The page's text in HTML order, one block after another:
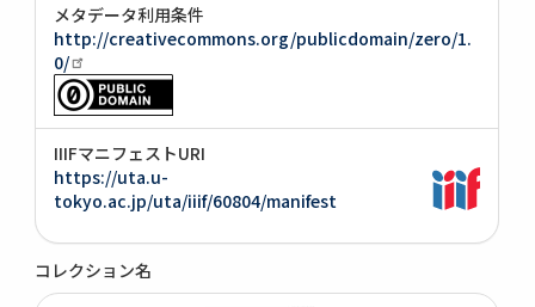
メタデータ利用条件
http://creativecommons.org/publicdomain/zero/1.
0/
IIIFマニフェストURI
https://uta.u-
tokyo.ac.jp/uta/iiif/60804/manifest
コレクション名